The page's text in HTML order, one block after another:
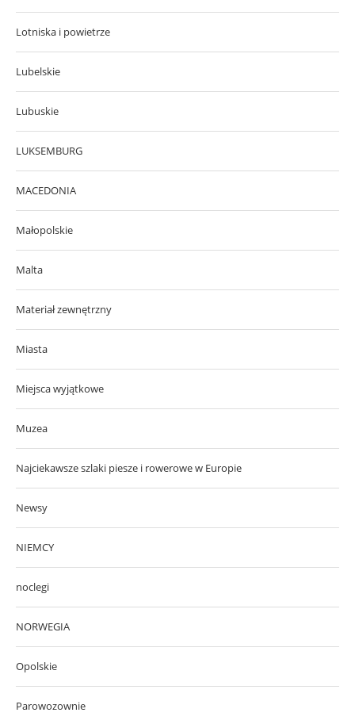
Lotniska i powietrze
Lubelskie
Lubuskie
LUKSEMBURG
MACEDONIA
Małopolskie
Malta
Materiał zewnętrzny
Miasta
Miejsca wyjątkowe
Muzea
Najciekawsze szlaki piesze i rowerowe w Europie
Newsy
NIEMCY
noclegi
NORWEGIA
Opolskie
Parowozownie